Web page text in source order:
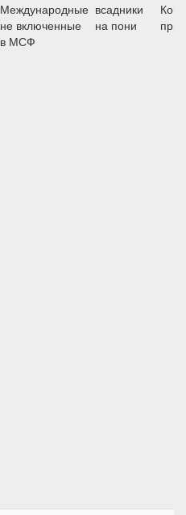
Международные
не включенные
в МСФ
всадники
на пони